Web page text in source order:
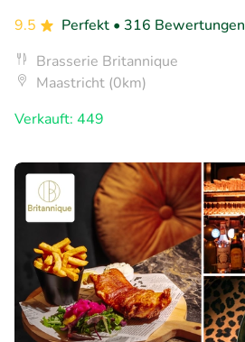
9.5 Perfekt • 316 Bewertungen
Brasserie Britannique
Maastricht (0km)
Verkauft: 449